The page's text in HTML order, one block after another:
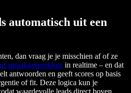
automatisch uit een
dan vraag je je misschien af of ze
spraakgesprekken in realtime – en dat
antwoorden en geeft scores op basis
of fit. Deze logica kun je
waardevolle leads direct boven